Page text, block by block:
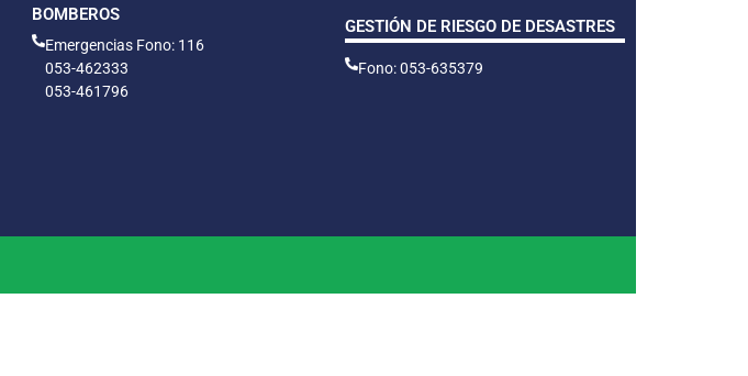
BOMBEROS
Emergencias Fono: 116
053-462333
053-461796
GESTIÓN DE RIESGO DE DESASTRES
Fono: 053-635379